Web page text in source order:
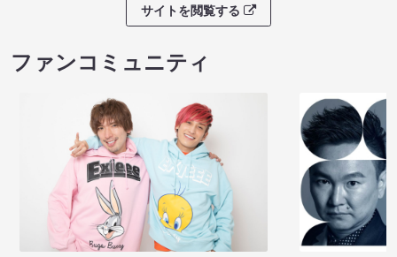
サイトを閲覧する
ファンコミュニティ